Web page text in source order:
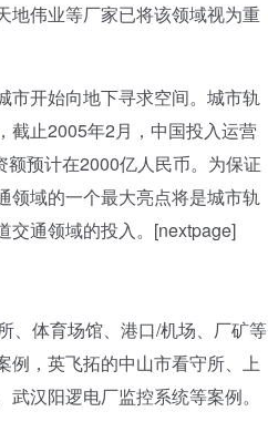
地伟业等厂家已将该领域视为重
开始向地下寻求空间。城市轨
截止2005年2月，中国投入运营
预计在2000亿人民币。为保证
领域的一个最大亮点将是城市轨
交通领域的投入。[nextpage]
、体育场馆、港口/机场、厂矿等
例，英飞拓的中山市看守所、上
汉阳逻电厂监控系统等案例。